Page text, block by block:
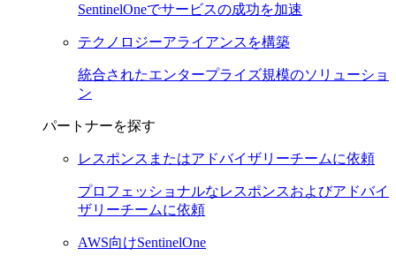
SentinelOneでサービスの成功を加速
テクノロジーアライアンスを構築
統合されたエンタープライズ規模のソリューショ
ン
パートナーを探す
レスポンスまたはアドバイザリーチームに依頼
プロフェッショナルなレスポンスおよびアドバイ
ザリーチームに依頼
AWS向けSentinelOne